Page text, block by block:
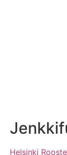
Helsinki